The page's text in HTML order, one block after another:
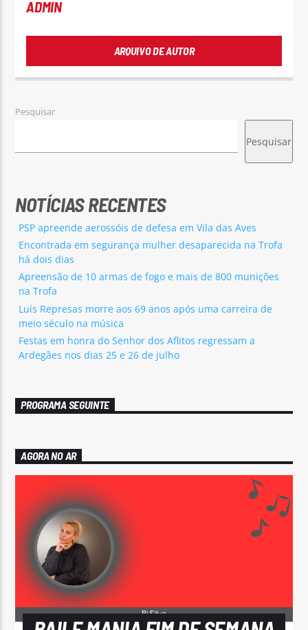
ADMIN
ARQUIVO DE AUTOR
Pesquisar
Pesquisar
NOTÍCIAS RECENTES
PSP apreende aerossóis de defesa em Vila das Aves
Encontrada em segurança mulher desaparecida na Trofa
há dois dias
Apreensão de 10 armas de fogo e mais de 800 munições
na Trofa
Luís Represas morre aos 69 anos após uma carreira de
meio século na música
Festas em honra do Senhor dos Aflitos regressam a
Ardegães nos dias 25 e 26 de julho
PROGRAMA SEGUINTE
AGORA NO AR